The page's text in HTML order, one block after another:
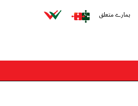
ہمارے متعلق